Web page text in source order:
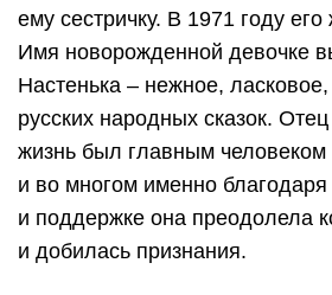
ему сестричку. В 1971 году
Имя новорожденной девочке
Настенька – нежное, ласковое,
русских народных сказок.
жизнь был главным человеком
и во многом именно
и поддержке она преодолела
и добилась признания.